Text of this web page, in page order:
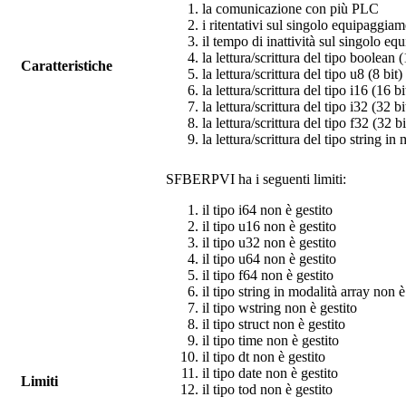
Caratteristiche
la comunicazione con più PLC
i ritentativi sul singolo
il tempo di inattività sul singolo
la lettura/scrittura del tipo boolean
la lettura/scrittura del tipo u8 (8
la lettura/scrittura del tipo i16 (16
la lettura/scrittura del tipo i32 (32
la lettura/scrittura del tipo f32 (32
la lettura/scrittura del tipo string in
Limiti
SFBERPVI ha i seguenti limiti:
il tipo i64 non è gestito
il tipo u16 non è gestito
il tipo u32 non è gestito
il tipo u64 non è gestito
il tipo f64 non è gestito
il tipo string in modalità array non
il tipo wstring non è gestito
il tipo struct non è gestito
il tipo time non è gestito
il tipo dt non è gestito
il tipo date non è gestito
il tipo tod non è gestito